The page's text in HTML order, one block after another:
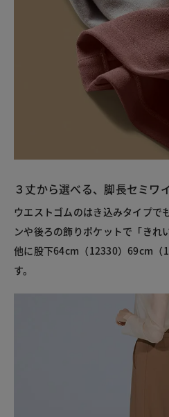
３丈から選べる、脚長セミワ
ウエストゴムのはき込みタイプで
ンや後ろの飾りポケットで「きれ
他に股下64cm（12330）69cm（
す。